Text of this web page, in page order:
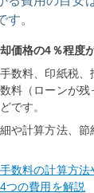
す。
価格の4％程度
数料、印紙税
料（ローンが
です。
や計算方法、
数料の計算方
つの費用を解説